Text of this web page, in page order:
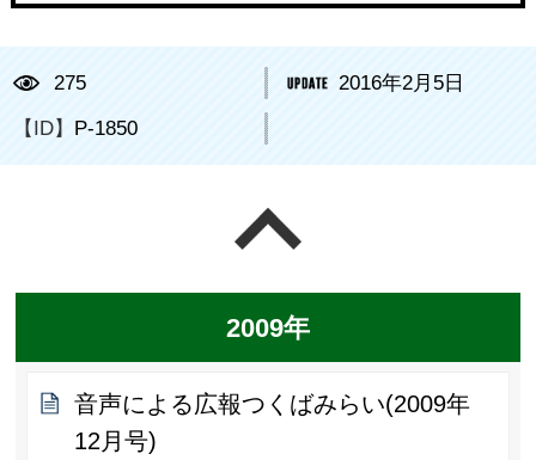
275 2016年2月5日
【ID】 P-1850
2009年
音声による広報つくばみらい(2009年
12月号)